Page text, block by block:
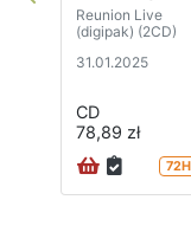
Reunion Live
(digipak) (2CD)
31.01.2025
CD
78,89 zł
72H